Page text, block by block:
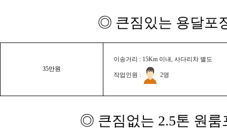
◎ 큰짐있는 용달포
35만원
이송거리 : 15Km 이내, 사다리차 별도
작업인원 : 2명
◎ 큰짐없는 2.5톤 원룸